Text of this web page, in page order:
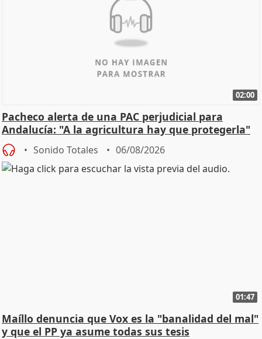
02:00
Pacheco alerta de una PAC perjudicial para
Andalucía: "A la agricultura hay que protegerla"
Sonido Totales 06/08/2026
01:47
Maíllo denuncia que Vox es la "banalidad del mal"
y que el PP ya asume todas sus tesis